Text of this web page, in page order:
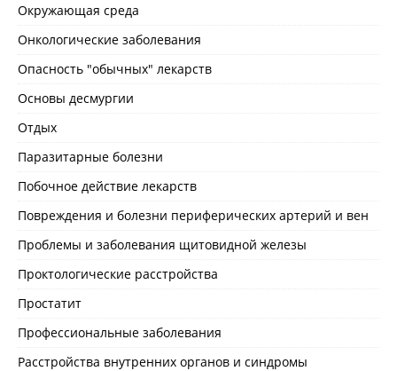
Окружающая среда
Онкологические заболевания
Опасность "обычных" лекарств
Основы десмургии
Отдых
Паразитарные болезни
Побочное действие лекарств
Повреждения и болезни периферических артерий и вен
Проблемы и заболевания щитовидной железы
Проктологические расстройства
Простатит
Профессиональные заболевания
Расстройства внутренних органов и синдромы